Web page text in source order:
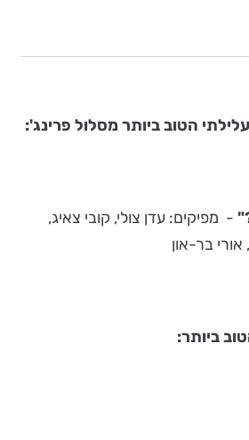
הטוב ביותר מסלול פרינג':
- מפיקים: עדן צולי, קובי צאיג,
אורי בר-און
ביותר: